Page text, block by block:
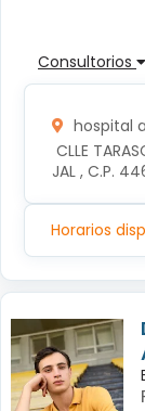
Consultorios
hospital
JAL , C.P.
Horarios